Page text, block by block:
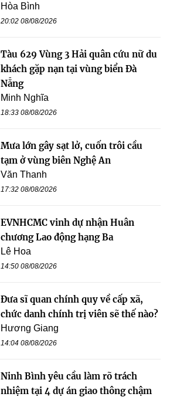
Hòa Bình
20:02 08/08/2026
Tàu 629 Vùng 3 Hải quân cứu nữ du
khách gặp nạn tại vùng biển Đà
Nẵng
Minh Nghĩa
18:33 08/08/2026
Mưa lớn gây sạt lở, cuốn trôi cầu
tạm ở vùng biên Nghệ An
Văn Thanh
17:32 08/08/2026
EVNHCMC vinh dự nhận Huân
chương Lao động hạng Ba
Lê Hoa
14:50 08/08/2026
Đưa sĩ quan chính quy về cấp xã,
chức danh chính trị viên sẽ thế nào?
Hương Giang
14:04 08/08/2026
Ninh Bình yêu cầu làm rõ trách
nhiệm tại 4 dự án giao thông chậm